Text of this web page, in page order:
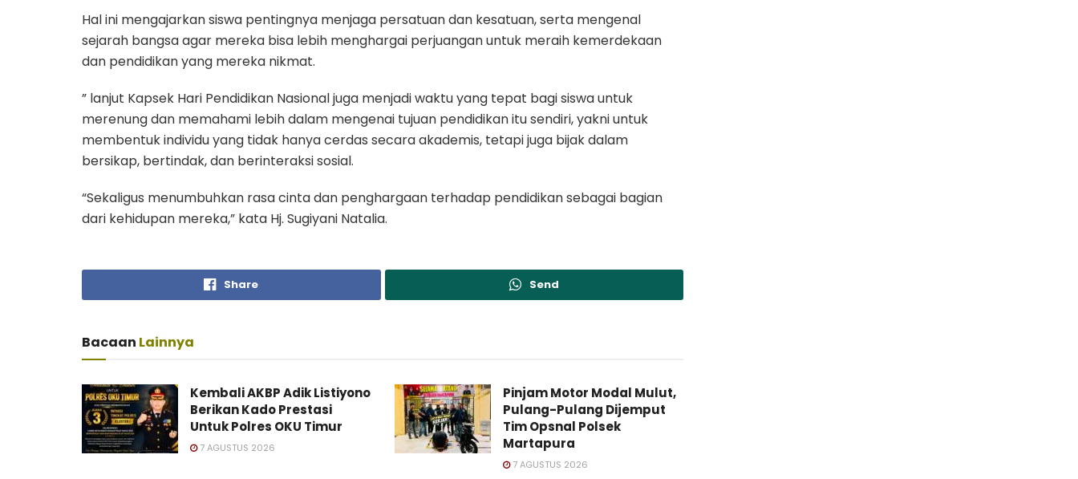
Hal ini mengajarkan siswa pentingnya menjaga persatuan dan kesatuan, serta mengenal
sejarah bangsa agar mereka bisa lebih menghargai perjuangan untuk meraih kemerdekaan
dan pendidikan yang mereka nikmat.
” lanjut Kapsek Hari Pendidikan Nasional juga menjadi waktu yang tepat bagi siswa untuk
merenung dan memahami lebih dalam mengenai tujuan pendidikan itu sendiri, yakni untuk
membentuk individu yang tidak hanya cerdas secara akademis, tetapi juga bijak dalam
bersikap, bertindak, dan berinteraksi sosial.
“Sekaligus menumbuhkan rasa cinta dan penghargaan terhadap pendidikan sebagai bagian
dari kehidupan mereka,” kata Hj. Sugiyani Natalia.
Share Send
Bacaan Lainnya
Kembali AKBP Adik Listiyono
Berikan Kado Prestasi
Untuk Polres OKU Timur
7 AGUSTUS 2026
Pinjam Motor Modal Mulut,
Pulang-Pulang Dijemput
Tim Opsnal Polsek
Martapura
7 AGUSTUS 2026